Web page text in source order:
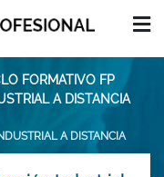
FORMATIVO FP
A DISTANCIA
A DISTANCIA